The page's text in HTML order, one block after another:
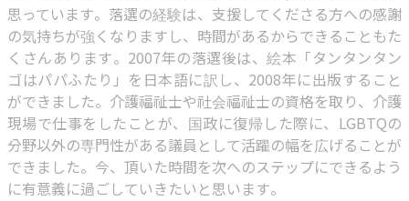
思っています。落選の経験は、支援してくださる方への感謝
の気持ちが強くなりますし、時間があるからできることもた
くさんあります。2007年の落選後は、絵本「タンタンタン
ゴはパパふたり」を日本語に訳し、2008年に出版すること
ができました。介護福祉士や社会福祉士の資格を取り、介護
現場で仕事をしたことが、国政に復帰した際に、LGBTQの
分野以外の専門性がある議員として活躍の幅を広げることが
できました。今、頂いた時間を次へのステップにできるよう
に有意義に過ごしていきたいと思います。